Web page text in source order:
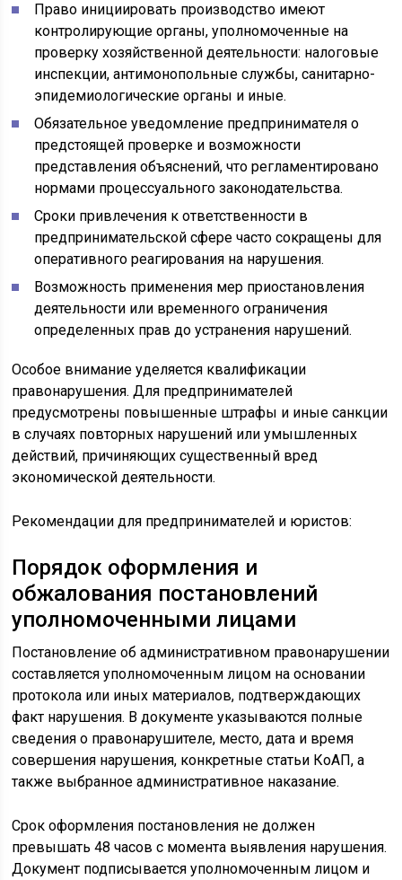
Право инициировать производство имеют
контролирующие органы, уполномоченные на
проверку хозяйственной деятельности: налоговые
инспекции, антимонопольные службы, санитарно-
эпидемиологические органы и иные.
Обязательное уведомление предпринимателя о
предстоящей проверке и возможности
представления объяснений, что регламентировано
нормами процессуального законодательства.
Сроки привлечения к ответственности в
предпринимательской сфере часто сокращены для
оперативного реагирования на нарушения.
Возможность применения мер приостановления
деятельности или временного ограничения
определенных прав до устранения нарушений.
Особое внимание уделяется квалификации
правонарушения. Для предпринимателей
предусмотрены повышенные штрафы и иные санкции
в случаях повторных нарушений или умышленных
действий, причиняющих существенный вред
экономической деятельности.
Рекомендации для предпринимателей и юристов:
Порядок оформления и
обжалования постановлений
уполномоченными лицами
Постановление об административном правонарушении
составляется уполномоченным лицом на основании
протокола или иных материалов, подтверждающих
факт нарушения. В документе указываются полные
сведения о правонарушителе, место, дата и время
совершения нарушения, конкретные статьи КоАП, а
также выбранное административное наказание.
Срок оформления постановления не должен
превышать 48 часов с момента выявления нарушения.
Документ подписывается уполномоченным лицом и